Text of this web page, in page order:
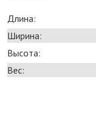
Длина:
Ширина:
Высота:
Вес: